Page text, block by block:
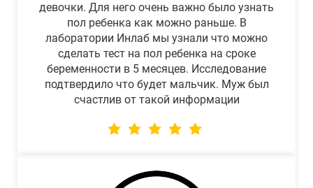
девочки. Для него очень важно было узнать
пол ребенка как можно раньше. В
лаборатории Инлаб мы узнали что можно
сделать тест на пол ребенка на сроке
беременности в 5 месяцев. Исследование
подтвердило что будет мальчик. Муж был
счастлив от такой информации